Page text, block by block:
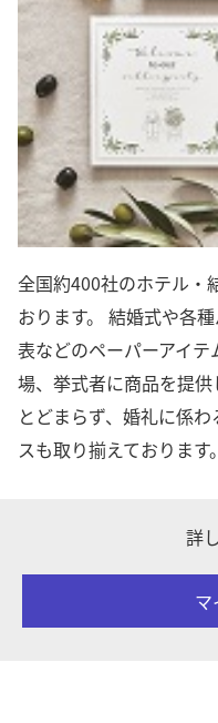
全国約400社のホテル・
おります。 結婚式や各
表などのペーパーアイ
場、挙式者に商品を提
とどまらず、婚礼に係
スも取り揃えております。
詳
マ